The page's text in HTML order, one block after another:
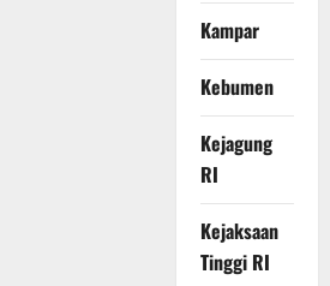
Kampar
Kebumen
Kejagung
RI
Kejaksaan
Tinggi RI